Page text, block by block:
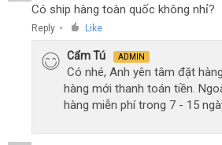
Có ship hàng toàn quốc không nhỉ?
Reply ● Like
Cẩm Tú ADMIN
Có nhé, Anh yên tâm đặt
hàng mới thanh toán tiền.
hàng miễn phí trong 7 - 15